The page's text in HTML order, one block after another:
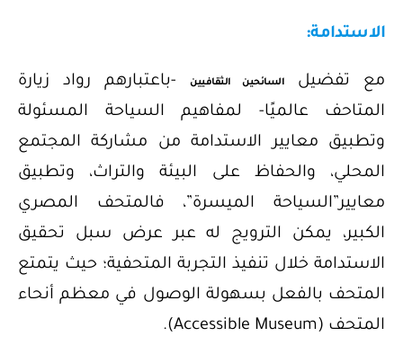
الاستدامة:
مع تفضيل السائحين الثقافيين-باعتبارهم رواد زيارة
المتاحف عالميًا- لمفاهيم السياحة المسئولة
وتطبيق معايير الاستدامة من مشاركة المجتمع
المحلي، والحفاظ على البيئة والتراث، وتطبيق
معايير”السياحة الميسرة”، فالمتحف المصري
الكبير، يمكن الترويج له عبر عرض سبل تحقيق
الاستدامة خلال تنفيذ التجربة المتحفية؛ حيث يتمتع
المتحف بالفعل بسهولة الوصول في معظم أنحاء
المتحف (Accessible Museum).